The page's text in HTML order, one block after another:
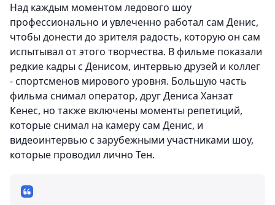
Над каждым моментом ледового шоу
профессионально и увлеченно работал сам Денис,
чтобы донести до зрителя радость, которую он сам
испытывал от этого творчества. В фильме показали
редкие кадры с Денисом, интервью друзей и коллег
- спортсменов мирового уровня. Большую часть
фильма снимал оператор, друг Дениса Ханзат
Кенес, но также включены моменты репетиций,
которые снимал на камеру сам Денис, и
видеоинтервью с зарубежными участниками шоу,
которые проводил лично Тен.